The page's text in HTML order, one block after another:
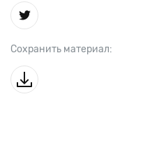
Сохранить материал: